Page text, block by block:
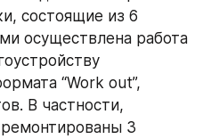
состоящие из 6
осуществлена работа
“Work out”,
В частности,
3